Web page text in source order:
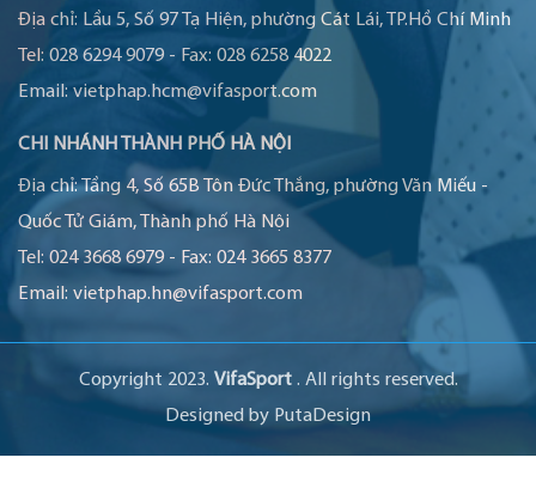
Địa chỉ: Lầu 5, Số 97 Tạ Hiện, phường Cát Lái, TP.Hồ Chí Minh
Tel: 028 6294 9079- Fax: 028 6258 4022
Email: vietphap.hcm@vifasport.com
CHI NHÁNH THÀNH PHỐ HÀ NỘI
Địa chỉ:Tầng 4, Số 65B Tôn Đức Thắng, phường Văn Miếu -
Quốc Tử Giám, Thành phố Hà Nội
Tel: 024 3668 6979- Fax: 024 3665 8377
Email: vietphap.hn@vifasport.com
Copyright 2023. VifaSport . All rights reserved.
Designed by PutaDesign